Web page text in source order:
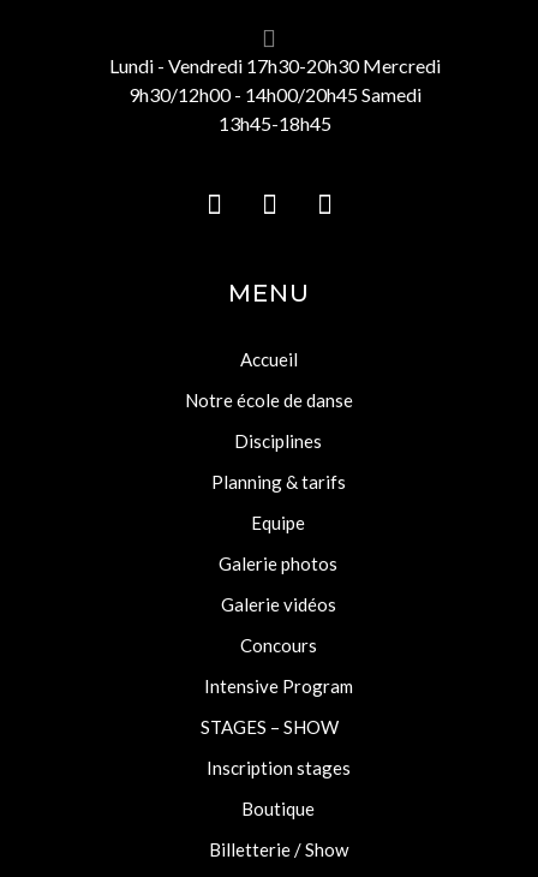
Lundi - Vendredi 17h30-20h30 Mercredi
9h30/12h00 - 14h00/20h45 Samedi
13h45-18h45
MENU
Accueil
Notre école de danse
Disciplines
Planning & tarifs
Equipe
Galerie photos
Galerie vidéos
Concours
Intensive Program
STAGES – SHOW
Inscription stages
Boutique
Billetterie / Show